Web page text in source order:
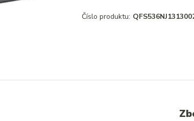
Číslo produktu: